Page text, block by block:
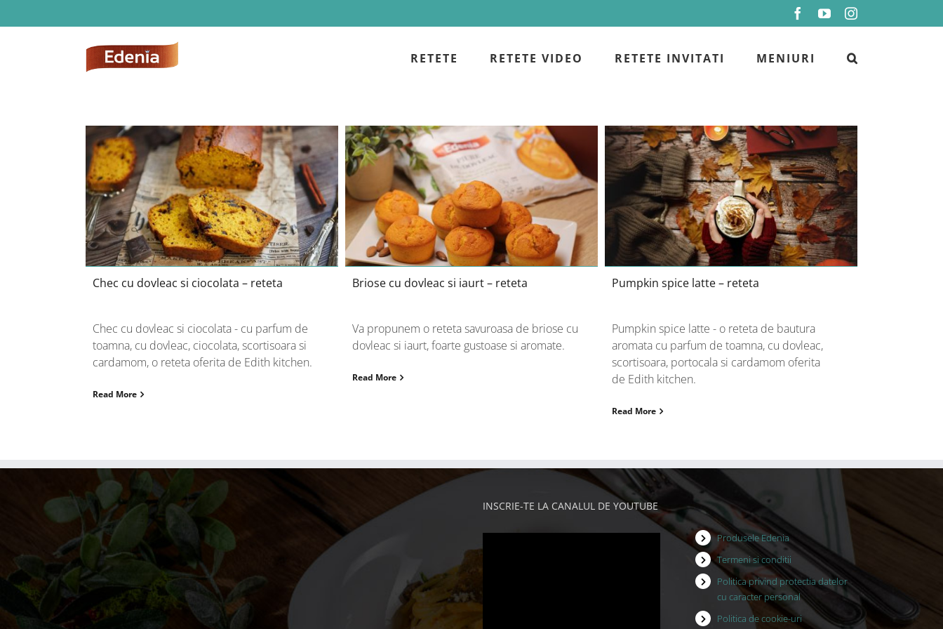
to
Facebook
YouTubeInstagram
RETETE RETETE VIDEO RETETE INVITATI MENIURI
Chec cu dovleac si ciocolata –
reteta
Chec cu dovleac si ciocolata – reteta
Chec cu dovleac si ciocolata - cu parfum de
toamna, cu dovleac, ciocolata, scortisoara si
cardamom, o reteta oferita de Edith kitchen.
Read More
Briose cu dovleac si iaurt – reteta
Briose cu dovleac si iaurt – reteta
Va propunem o reteta savuroasa de briose cu
dovleac si iaurt, foarte gustoase si aromate.
Read More
Pumpkin spice latte – reteta
Pumpkin spice latte – reteta
Pumpkin spice latte - o reteta de bautura
aromata cu parfum de toamna, cu dovleac,
scortisoara, portocala si cardamom oferita
de Edith kitchen.
Read More
INSCRIE-TE LA CANALUL DE YOUTUBE
Produsele Edenia
Termeni si conditii
Politica privind protectia datelor
cu caracter personal
Politica de cookie-uri